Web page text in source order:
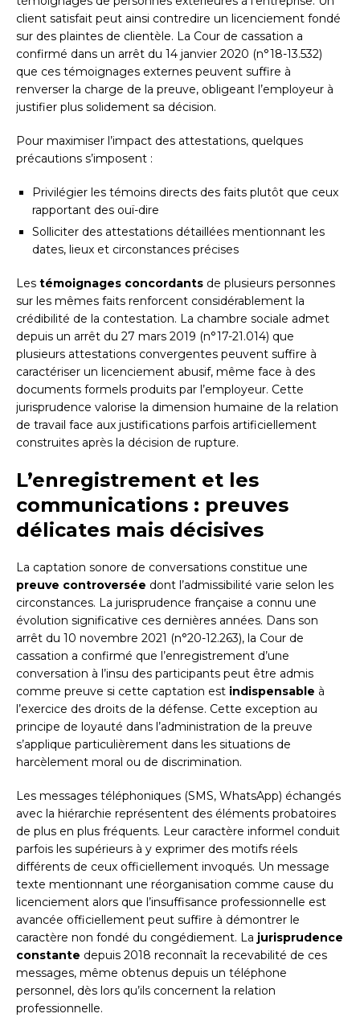
client satisfait peut ainsi contredire un licenciement fondé
sur des plaintes de clientèle. La Cour de cassation a
confirmé dans un arrêt du 14 janvier 2020 (n°18-13.532)
que ces témoignages externes peuvent suffire à
renverser la charge de la preuve, obligeant l’employeur à
justifier plus solidement sa décision.
Pour maximiser l’impact des attestations, quelques
précautions s’imposent :
Privilégier les témoins directs des faits plutôt que ceux
rapportant des ouï-dire
Solliciter des attestations détaillées mentionnant les
dates, lieux et circonstances précises
Les témoignages concordants de plusieurs personnes
sur les mêmes faits renforcent considérablement la
crédibilité de la contestation. La chambre sociale admet
depuis un arrêt du 27 mars 2019 (n°17-21.014) que
plusieurs attestations convergentes peuvent suffire à
caractériser un licenciement abusif, même face à des
documents formels produits par l’employeur. Cette
jurisprudence valorise la dimension humaine de la relation
de travail face aux justifications parfois artificiellement
construites après la décision de rupture.
L’enregistrement et les
communications : preuves
délicates mais décisives
La captation sonore de conversations constitue une
preuve controversée dont l’admissibilité varie selon les
circonstances. La jurisprudence française a connu une
évolution significative ces dernières années. Dans son
arrêt du 10 novembre 2021 (n°20-12.263), la Cour de
cassation a confirmé que l’enregistrement d’une
conversation à l’insu des participants peut être admis
comme preuve si cette captation est indispensable à
l’exercice des droits de la défense. Cette exception au
principe de loyauté dans l’administration de la preuve
s’applique particulièrement dans les situations de
harcèlement moral ou de discrimination.
Les messages téléphoniques (SMS, WhatsApp) échangés
avec la hiérarchie représentent des éléments probatoires
de plus en plus fréquents. Leur caractère informel conduit
parfois les supérieurs à y exprimer des motifs réels
différents de ceux officiellement invoqués. Un message
texte mentionnant une réorganisation comme cause du
licenciement alors que l’insuffisance professionnelle est
avancée officiellement peut suffire à démontrer le
caractère non fondé du congédiement. La jurisprudence
constante depuis 2018 reconnaît la recevabilité de ces
messages, même obtenus depuis un téléphone
personnel, dès lors qu’ils concernent la relation
professionnelle.